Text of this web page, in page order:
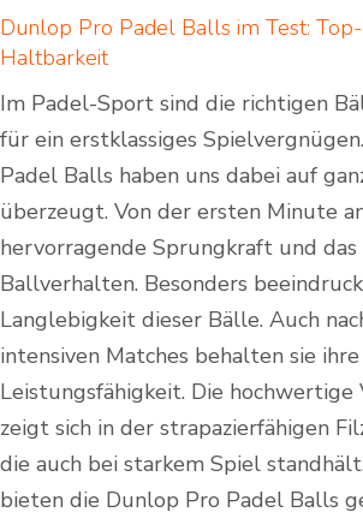
Dunlop Pro Padel Balls im Test:
Haltbarkeit
Im Padel-Sport sind die richtigen
für ein erstklassiges
Padel Balls haben uns dabei auf
überzeugt. Von der ersten Minute
hervorragende Sprungkraft und das
Ballverhalten. Besonders
Langlebigkeit dieser Bälle. Auch
intensiven Matches behalten sie
Leistungsfähigkeit. Die hochwertige
zeigt sich in der strapazierfähigen
die auch bei starkem Spiel
bieten die Dunlop Pro Padel Balls